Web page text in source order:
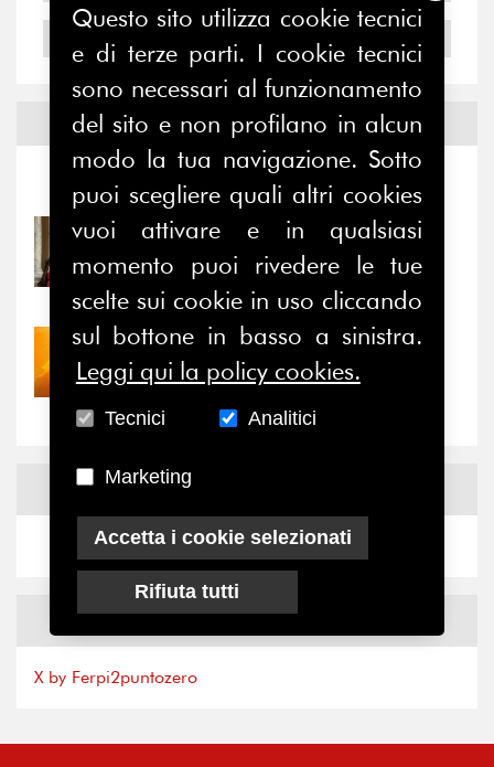
Notizie edEventi
Eventi
31/07/2026
Prima della pausa estiva,
il valore di...
30/07/2026
Nove anni dopo la
News
NewsX
X by Ferpi2puntozero
Questo sito utilizza cookie tecnici
e di terze parti. I cookie tecnici
sono necessari al funzionamento
del sito e non profilano in alcun
modo la tua navigazione. Sotto
puoi scegliere quali altri cookies
vuoi attivare e in qualsiasi
momento puoi rivedere le tue
scelte sui cookie in uso cliccando
sul bottone in basso a sinistra.
Leggi qui la policy cookies.
Tecnici Analitici
Marketing
Accetta i cookie selezionati
Rifiuta tutti